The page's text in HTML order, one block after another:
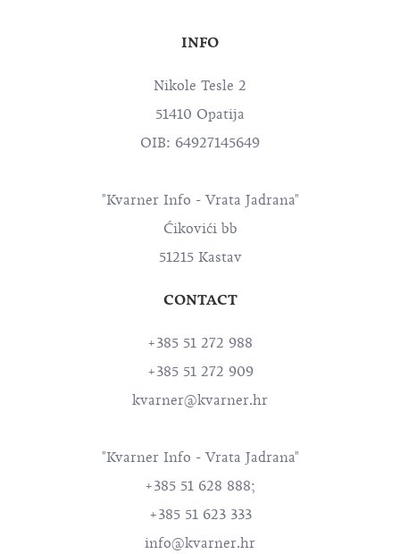
INFO
Nikole Tesle 2
51410 Opatija
OIB: 64927145649
"Kvarner Info - Vrata Jadrana"
Ćikovići bb
51215 Kastav
CONTACT
+385 51 272 988
+385 51 272 909
kvarner@kvarner.hr
"Kvarner Info - Vrata Jadrana"
+385 51 628 888;
+385 51 623 333
info@kvarner.hr